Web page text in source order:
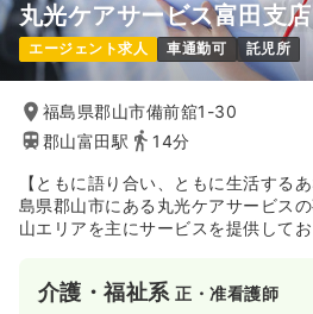
丸光ケアサービス富田支店
エージェント求人 車通勤可 託児所
福島県郡山市備前舘1-30
郡山富田駅
14分
【ともに語り合い、ともに生活する
島県郡山市にある丸光ケアサービス
山エリアを主にサービスを提供してお
介護・福祉系正・准看護師